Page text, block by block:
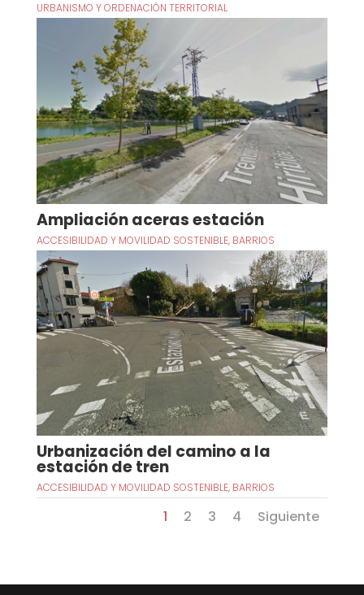
URBANISMO Y ORDENACIÓN TERRITORIAL
Ampliación aceras estación
ACCESIBILIDAD Y MOVILIDAD SOSTENIBLE, BARRIOS
Urbanización del camino a la
estación de tren
ACCESIBILIDAD Y MOVILIDAD SOSTENIBLE, BARRIOS
1 2 3 4 Siguiente